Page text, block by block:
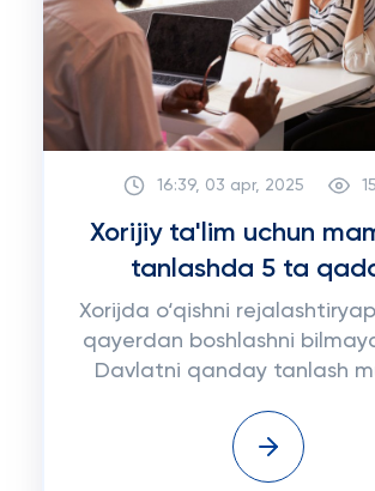
16:39, 03 apr, 2025
Xorijiy ta'lim uchun
tanlashda 5 ta
Xorijda o‘qishni
qayerdan boshlashni
Davlatni qanday tanlash